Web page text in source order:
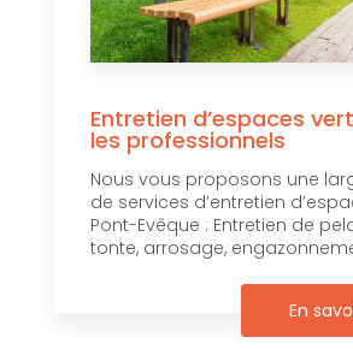
Entretien d’espaces
les professionnels
Nous vous proposons une
de services d’entretien
Pont-Evêque : Entretien de
tonte, arrosage,
En